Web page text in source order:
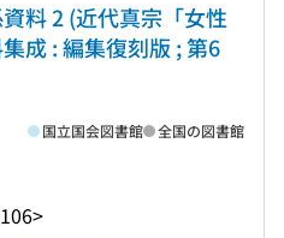
料 2 (近代真宗「女性
成 : 編集復刻版 ; 第6
国立国会図書館 全国の図書館